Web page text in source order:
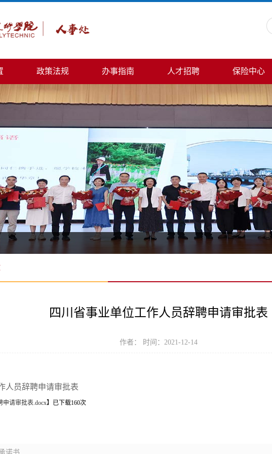
政策法规 办事指南 人才招聘 保险中心
四川省事业单位工作人员辞聘申请审批表
作者： 时间：2021-12-14
人员辞聘申请审批表
申请审批表.docx】已下载160次
诺书